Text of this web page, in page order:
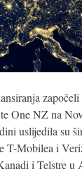
One NZ na
uslijedila su
T-Mobilea i
i Telstre u